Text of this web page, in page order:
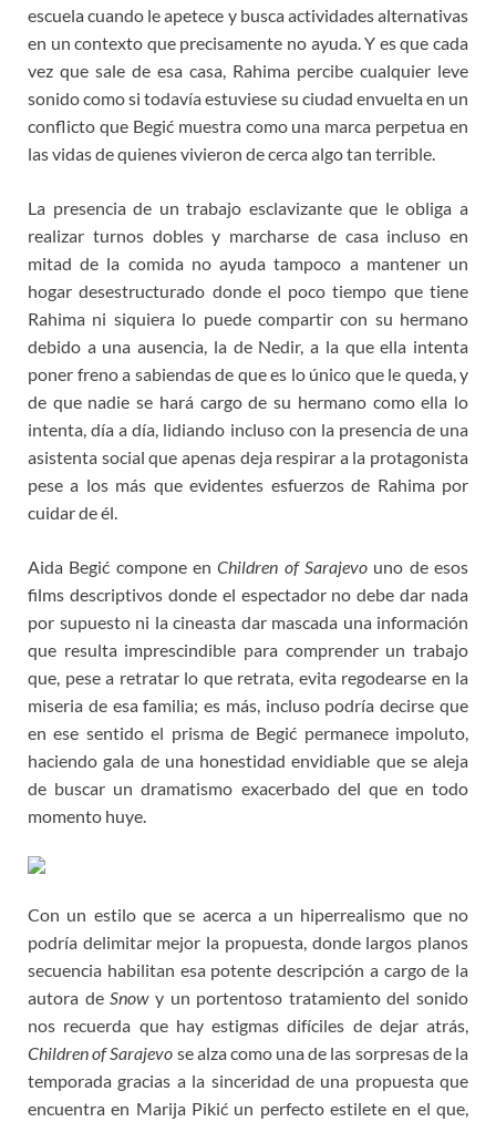
escuela cuando le apetece y busca actividades alternativas
en un contexto que precisamente no ayuda. Y es que cada
vez que sale de esa casa, Rahima percibe cualquier leve
sonido como si todavía estuviese su ciudad envuelta en un
conflicto que Begić muestra como una marca perpetua en
las vidas de quienes vivieron de cerca algo tan terrible.
La presencia de un trabajo esclavizante que le obliga a
realizar turnos dobles y marcharse de casa incluso en
mitad de la comida no ayuda tampoco a mantener un
hogar desestructurado donde el poco tiempo que tiene
Rahima ni siquiera lo puede compartir con su hermano
debido a una ausencia, la de Nedir, a la que ella intenta
poner freno a sabiendas de que es lo único que le queda, y
de que nadie se hará cargo de su hermano como ella lo
intenta, día a día, lidiando incluso con la presencia de una
asistenta social que apenas deja respirar a la protagonista
pese a los más que evidentes esfuerzos de Rahima por
cuidar de él.
Aida Begić compone enChildren of Sarajevo uno de esos
films descriptivos donde el espectador no debe dar nada
por supuesto ni la cineasta dar mascada una información
que resulta imprescindible para comprender un trabajo
que, pese a retratar lo que retrata, evita regodearse en la
miseria de esa familia; es más, incluso podría decirse que
en ese sentido el prisma de Begić permanece impoluto,
haciendo gala de una honestidad envidiable que se aleja
de buscar un dramatismo exacerbado del que en todo
momento huye.
Con un estilo que se acerca a un hiperrealismo que no
podría delimitar mejor la propuesta, donde largos planos
secuencia habilitan esa potente descripción a cargo de la
autora deSnow y un portentoso tratamiento del sonido
nos recuerda que hay estigmas difíciles de dejar atrás,
Children of Sarajevo se alza como una de las sorpresas de la
temporada gracias a la sinceridad de una propuesta que
encuentra en Marija Pikić un perfecto estilete en el que,